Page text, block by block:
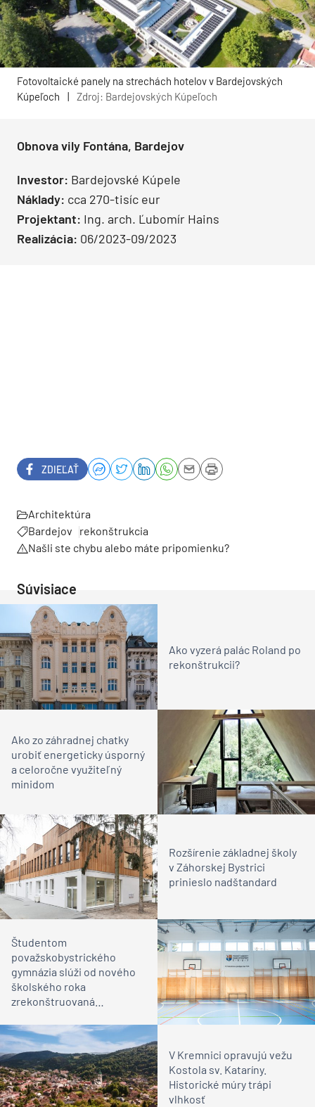
Fotovoltaické panely na strechách hotelov v Bardejovských
Kúpeľoch
| Zdroj: Bardejovských Kúpeľoch
Obnova vily Fontána, Bardejov
Investor: Bardejovské Kúpele
Náklady: cca 270-tisíc eur
Projektant: Ing. arch. Ľubomír Hains
Realizácia: 06/2023-09/2023
ZDIEĽAŤ
Architektúra
Bardejov
rekonštrukcia
Našli ste chybu alebo máte pripomienku?
Súvisiace
Ako vyzerá palác Roland po
rekonštrukcii?
Ako zo záhradnej chatky
urobiť energeticky úsporný
a celoročne využiteľný
minidom
Rozšírenie základnej školy
v Záhorskej Bystrici
prinieslo nadštandard
Študentom
považskobystrického
gymnázia slúži od nového
školského roka
zrekonštruovaná
V Kremnici opravujú vežu
Kostola sv. Kataríny.
Historické múry trápi
vlhkosť